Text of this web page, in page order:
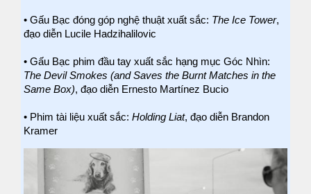
• Gấu Bạc đóng góp nghệ thuật xuất sắc: The Ice Tower,
đạo diễn Lucile Hadzihalilovic
• Gấu Bạc phim đầu tay xuất sắc hạng mục Góc Nhìn:
The Devil Smokes (and Saves the Burnt Matches in the
Same Box), đạo diễn Ernesto Martínez Bucio
• Phim tài liệu xuất sắc: Holding Liat, đạo diễn Brandon
Kramer